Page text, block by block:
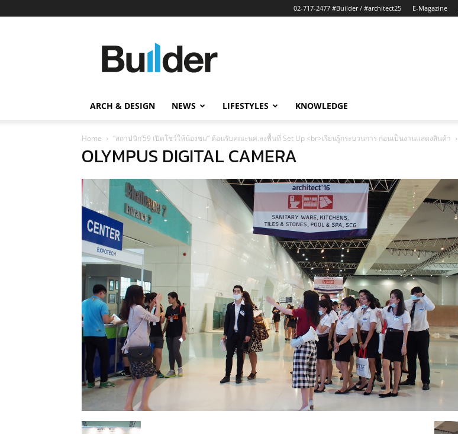
02-717-2477 #Builder / #architect25 E-Magazine
ข่าว
ก่อสร้าง
ARCH & DESIGN NEWS LIFESTYLES KNOWLEDGE
Home “สถาปนิก’59 เปิดโชว์ให้น้องชม” ต้อนรับคณะนศ.ลงพื้นที่ Set Up <br>เรียนรู้กระบวนการ ก่อนเป็นงานแสดงสินค้า
OLYMPUS DIGITAL CAMERA